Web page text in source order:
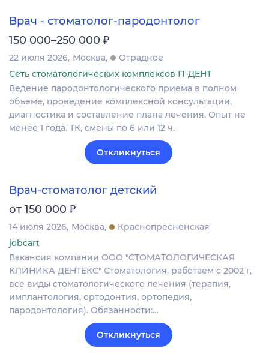
Врач - стоматолог-пародонтолог
150 000–250 000 ₽
22 июля 2026 Москва
Отрадное
Сеть стоматологических комплексов П-ДЕНТ
Ведение пародонтологического приема в полном
объёме, проведение комплексной консультации,
диагностика и составление плана лечения. Опыт не
менее 1 года. ТК, смены по 6 или 12 ч.
Откликнуться
Врач-стоматолог детский
от 150 000 ₽
14 июля 2026 Москва
Краснопресненская
jobcart
Вакансия компании ООО "СТОМАТОЛОГИЧЕСКАЯ
КЛИНИКА ДЕНТЕКС" Стоматология, работаем с 2002 г,
все виды стоматологического лечения (терапия,
имплантология, ортодонтия, ортопедия,
пародонтология). Обязанности:…
Откликнуться